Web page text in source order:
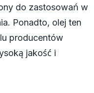
do zastosowań w
Ponadto, olej ten
producentów
jakość i